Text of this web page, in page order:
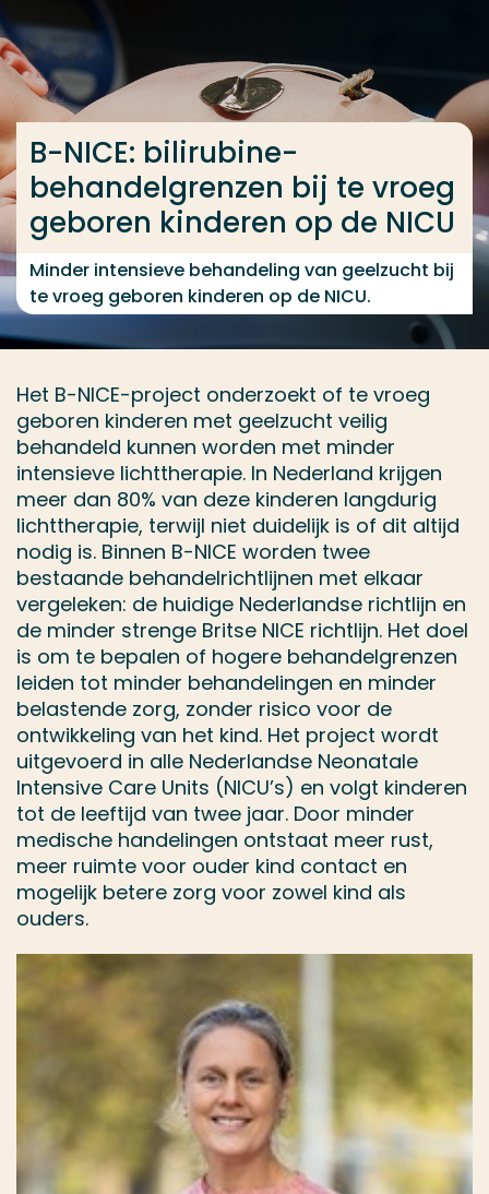
Ga direct naar de content
... > B-NICE
B-NICE: bilirubine-
behandelgrenzen bij te vroeg
geboren kinderen op de NICU
Minder intensieve behandeling van geelzucht bij
te vroeg geboren kinderen op de NICU.
Het B-NICE-project onderzoekt of te vroeg
geboren kinderen met geelzucht veilig
behandeld kunnen worden met minder
intensieve lichttherapie. In Nederland krijgen
meer dan 80% van deze kinderen langdurig
lichttherapie, terwijl niet duidelijk is of dit altijd
nodig is. Binnen B-NICE worden twee
bestaande behandelrichtlijnen met elkaar
vergeleken: de huidige Nederlandse richtlijn en
de minder strenge Britse NICE richtlijn. Het doel
is om te bepalen of hogere behandelgrenzen
leiden tot minder behandelingen en minder
belastende zorg, zonder risico voor de
ontwikkeling van het kind. Het project wordt
uitgevoerd in alle Nederlandse Neonatale
Intensive Care Units (NICU’s) en volgt kinderen
tot de leeftijd van twee jaar. Door minder
medische handelingen ontstaat meer rust,
meer ruimte voor ouder kind contact en
mogelijk betere zorg voor zowel kind als
ouders.
Veel gezocht
Opleiding
Contact